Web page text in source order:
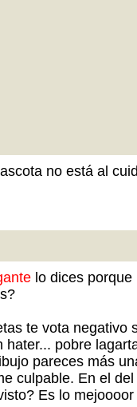
no está al
lo dices
te vota negativo
hater... pobre
pareces más
culpable. En el
Es lo mejoooor